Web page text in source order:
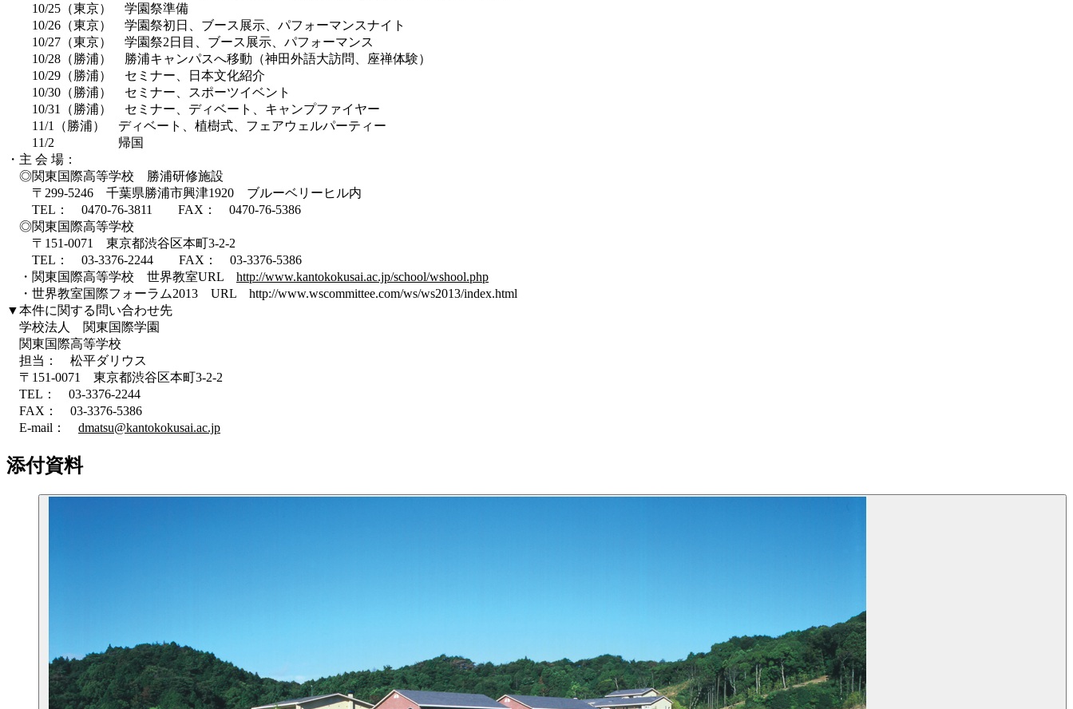
10/25（東京） 学園祭準備
10/26（東京） 学園祭初日、ブース展示、パフォーマンスナイト
10/27（東京） 学園祭2日目、ブース展示、パフォーマンス
10/28（勝浦） 勝浦キャンパスへ移動（神田外語大訪問、座禅体験）
10/29（勝浦） セミナー、日本文化紹介
10/30（勝浦） セミナー、スポーツイベント
10/31（勝浦） セミナー、ディベート、キャンプファイヤー
11/1（勝浦） ディベート、植樹式、フェアウェルパーティー
11/2 帰国
・主 会 場：
◎関東国際高等学校 勝浦研修施設
〒299-5246 千葉県勝浦市興津1920 ブルーベリーヒル内
TEL： 0470-76-3811 FAX： 0470-76-5386
◎関東国際高等学校
〒151-0071 東京都渋谷区本町3-2-2
TEL： 03-3376-2244 FAX： 03-3376-5386
・関東国際高等学校 世界教室URL http://www.kantokokusai.ac.jp/school/wshool.php
・世界教室国際フォーラム2013 URL http://www.wscommittee.com/ws/ws2013/index.html
▼本件に関する問い合わせ先
学校法人 関東国際学園
関東国際高等学校
担当： 松平ダリウス
〒151-0071 東京都渋谷区本町3-2-2
TEL： 03-3376-2244
FAX： 03-3376-5386
E-mail： dmatsu@kantokokusai.ac.jp
添付資料